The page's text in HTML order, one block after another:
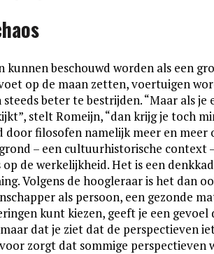
kunnen beschouwd worden als een
op de maan zetten, voertuigen
beter te bestrijden. “Maar als
stelt Romeijn, “dan krijg je toch
door filosofen namelijk meer en
– een cultuurhistorische context
de werkelijkheid. Het is een
Volgens de hoogleraar is het dan
als persoon, een gezonde
kunt kiezen, geeft je een gevoel
dat je ziet dat de perspectieven
zorgt dat sommige perspectieven